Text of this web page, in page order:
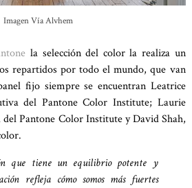
Imagen Vía Alvhem
la selección del color la realiza un
repartidos por todo el mundo, que van
fijo siempre se encuentran Leatrice
del Pantone Color Institute; Laurie
del Pantone Color Institute y David Shah,
que tiene un equilibrio potente y
refleja cómo somos más fuertes